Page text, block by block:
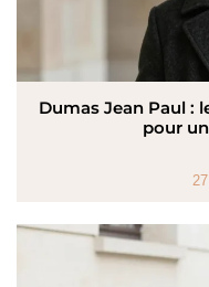
Dumas Jean Paul :
pour